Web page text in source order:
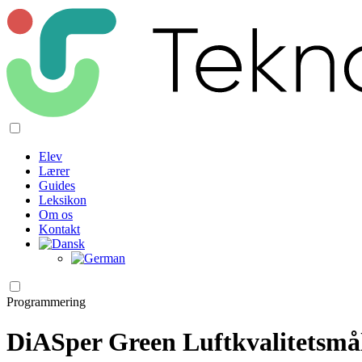
Elev
Lærer
Guides
Leksikon
Om os
Kontakt
Programmering
DiASper Green